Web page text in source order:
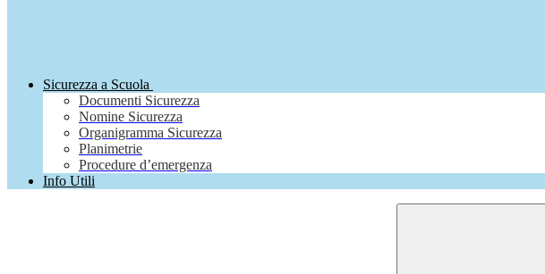
Sicurezza a Scuola
Documenti Sicurezza
Nomine Sicurezza
Organigramma Sicurezza
Planimetrie
Procedure d’emergenza
Info Utili